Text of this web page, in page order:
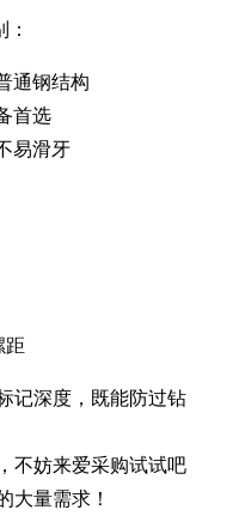
通钢结构
首选
易滑牙
距
记深度，既能防过钻
不妨来爱采购试试吧
大量需求！